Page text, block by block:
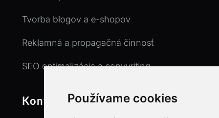
Používame cookies
Tvorba blogov a e-shopov
Reklamná a propagačná činnosť
SEO optimalizácia a copyvriting
Kontakt